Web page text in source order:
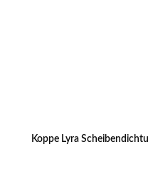
Koppe Lyra